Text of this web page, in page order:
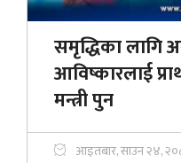
समृद्धिका लागि
आविष्कारलाई
मन्त्री पुन
आइतबार, साउन २४,